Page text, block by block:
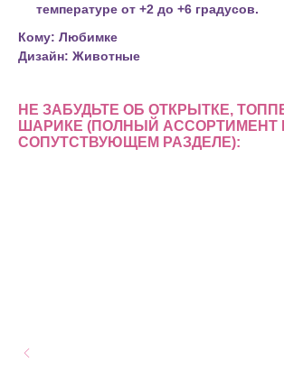
температуре от +2 до +6 градусов.
Кому: Любимке
Дизайн: Животные
НЕ ЗАБУДЬТЕ ОБ ОТКРЫТКЕ,
ШАРИКЕ (ПОЛНЫЙ АССОРТИМЕНТ
СОПУТСТВУЮЩЕМ РАЗДЕЛЕ):